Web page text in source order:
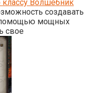
классу Волшебник
создавать
мощных
свое